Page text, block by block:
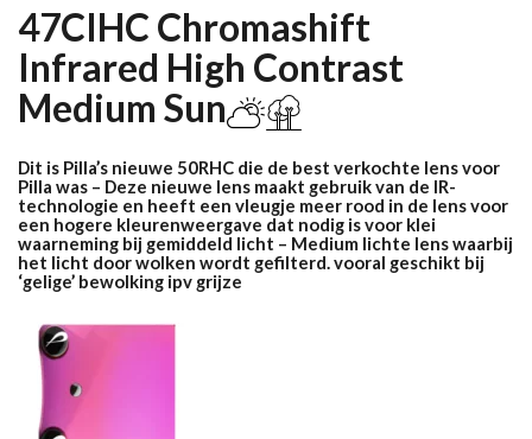
47CIHC Chromashift
Infrared High Contrast
Medium Sun
Dit is Pilla’s nieuwe 50RHC die de best verkochte lens voor
Pilla was – Deze nieuwe lens maakt gebruik van de IR-
technologie en heeft een vleugje meer rood in de lens voor
een hogere kleurenweergave dat nodig is voor klei
waarneming bij gemiddeld licht – Medium lichte lens waarbij
het licht door wolken wordt gefilterd. vooral geschikt bij
‘gelige’ bewolking ipv grijze